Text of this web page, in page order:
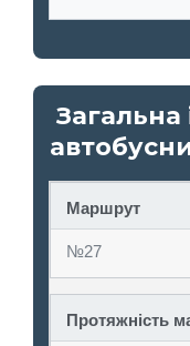
Загальна
Маршрут
№27
Протяжність